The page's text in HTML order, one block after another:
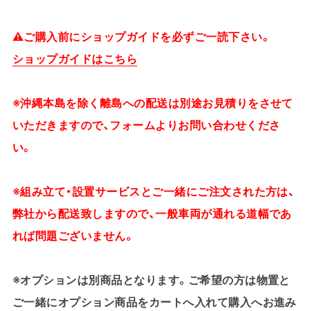
⚠ご購入前にショップガイドを必ずご一読下さい。
ショップガイドはこちら
※沖縄本島を除く離島への配送は別途お見積りをさせて
いただきますので、フォームよりお問い合わせくださ
い。
※組み立て・設置サービスとご一緒にご注文された方は、
弊社から配送致しますので、一般車両が通れる道幅であ
れば問題ございません。
※オプションは別商品となります。ご希望の方は物置と
ご一緒にオプション商品をカートへ入れて購入へお進み